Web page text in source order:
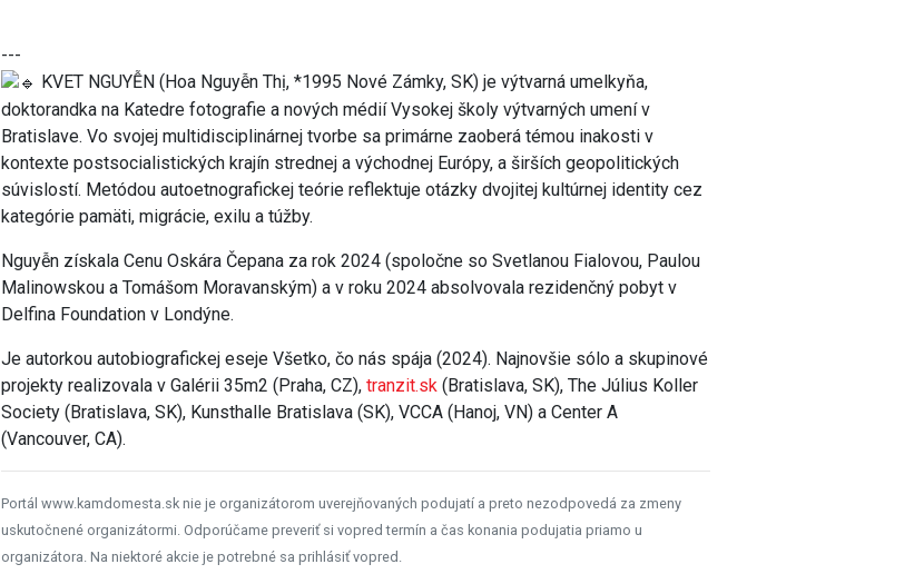
---
KVET NGUYỄN (Hoa Nguyễn Thị, *1995 Nové Zámky, SK) je výtvarná umelkyňa,
doktorandka na Katedre fotografie a nových médií Vysokej školy výtvarných umení v
Bratislave. Vo svojej multidisciplinárnej tvorbe sa primárne zaoberá témou inakosti v
kontexte postsocialistických krajín strednej a východnej Európy, a širších geopolitických
súvislostí. Metódou autoetnografickej teórie reflektuje otázky dvojitej kultúrnej identity cez
kategórie pamäti, migrácie, exilu a túžby.
Nguyễn získala Cenu Oskára Čepana za rok 2024 (spoločne so Svetlanou Fialovou, Paulou
Malinowskou a Tomášom Moravanským) a v roku 2024 absolvovala rezidenčný pobyt v
Delfina Foundation v Londýne.
Je autorkou autobiografickej eseje Všetko, čo nás spája (2024). Najnovšie sólo a skupinové
projekty realizovala v Galérii 35m2 (Praha, CZ),tranzit.sk (Bratislava, SK), The Július Koller
Society (Bratislava, SK), Kunsthalle Bratislava (SK), VCCA (Hanoj, VN) a Center A
(Vancouver, CA).
Portál www.kamdomesta.sk nie je organizátorom uverejňovaných podujatí a preto nezodpovedá za zmeny
uskutočnené organizátormi. Odporúčame preveriť si vopred termín a čas konania podujatia priamo u
organizátora. Na niektoré akcie je potrebné sa prihlásiť vopred.